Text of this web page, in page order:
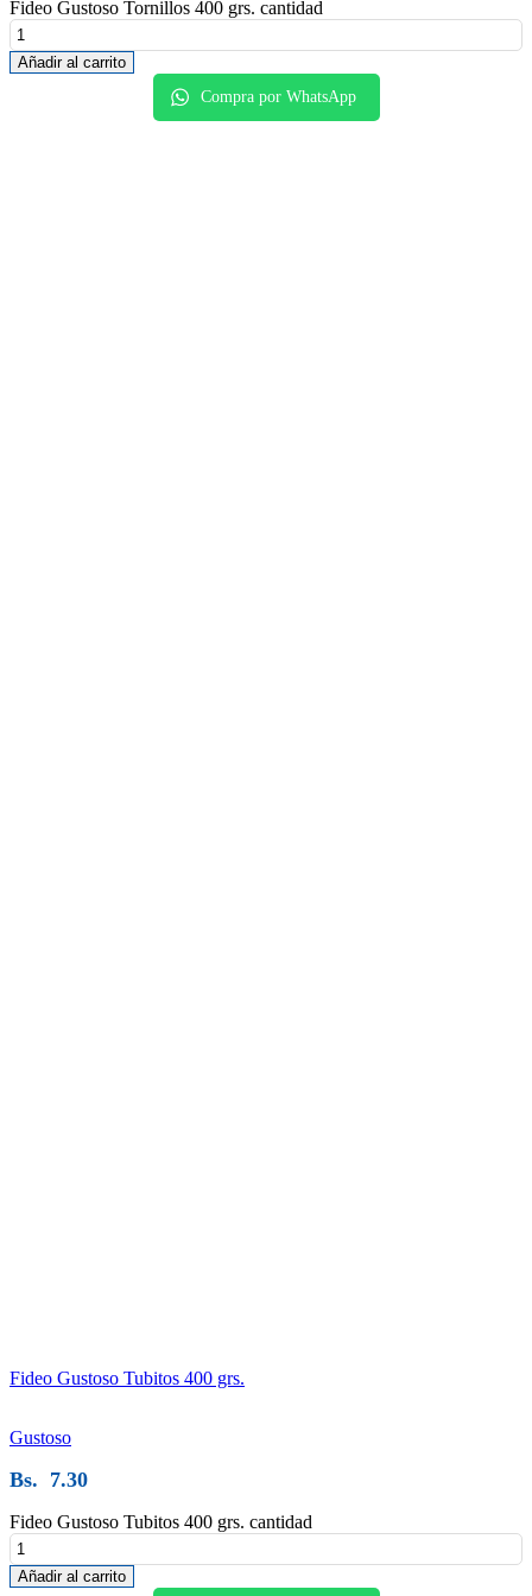
Fideo Gustoso Tornillos 400 grs. cantidad
Añadir al carrito
Compra por WhatsApp
Fideo Gustoso Tubitos 400 grs.
Gustoso
Bs. 7.30
Fideo Gustoso Tubitos 400 grs. cantidad
Añadir al carrito